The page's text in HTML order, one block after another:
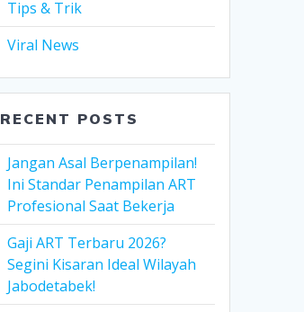
Tips & Trik
Viral News
RECENT POSTS
Jangan Asal Berpenampilan!
Ini Standar Penampilan ART
Profesional Saat Bekerja
Gaji ART Terbaru 2026?
Segini Kisaran Ideal Wilayah
Jabodetabek!